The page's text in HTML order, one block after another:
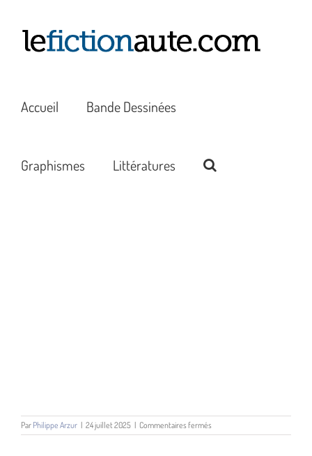
contenu
Accueil Bande Dessinées
Graphismes Littératures
Par Philippe Arzur | 24 juillet 2025 | Commentaires ferméssur
Jeremiah